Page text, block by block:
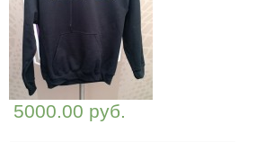
5000.00 руб.